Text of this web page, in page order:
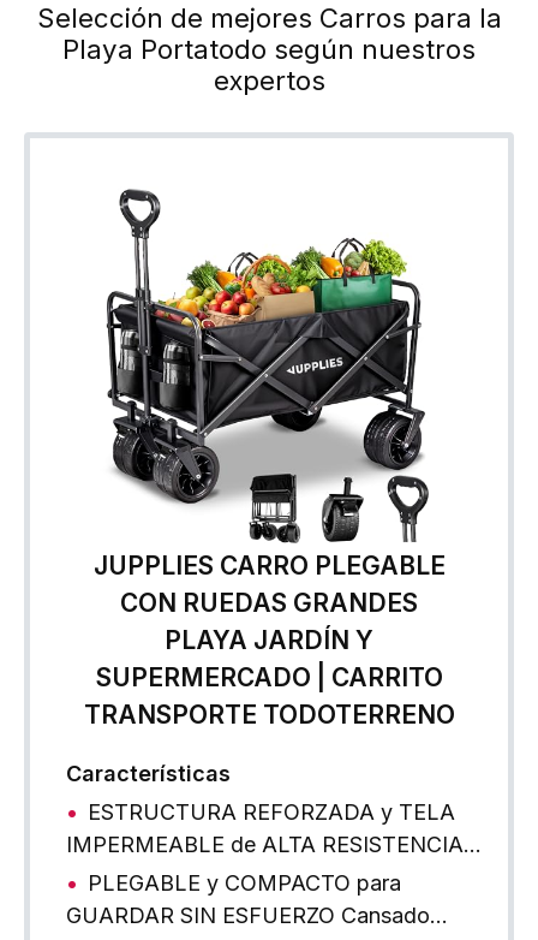
Selección de mejores Carros para la
Playa Portatodo según nuestros
expertos
JUPPLIES CARRO PLEGABLE
CON RUEDAS GRANDES
PLAYA JARDÍN Y
SUPERMERCADO | CARRITO
TRANSPORTE TODOTERRENO
Características
ESTRUCTURA REFORZADA y TELA
IMPERMEABLE de ALTA RESISTENCIA…
PLEGABLE y COMPACTO para
GUARDAR SIN ESFUERZO Cansado…